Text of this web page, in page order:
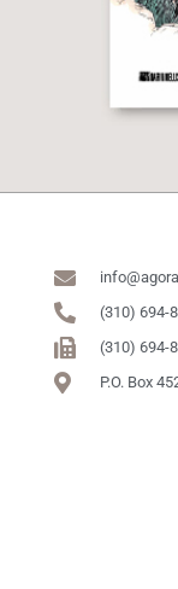
(310) 694-
(310) 694-
P.O. Box